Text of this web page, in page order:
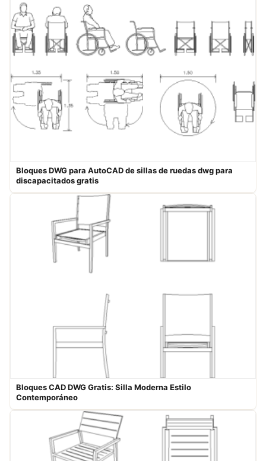
Bloques DWG para AutoCAD de sillas de ruedas dwg para
discapacitados gratis
Bloques CAD DWG Gratis: Silla Moderna Estilo
Contemporáneo